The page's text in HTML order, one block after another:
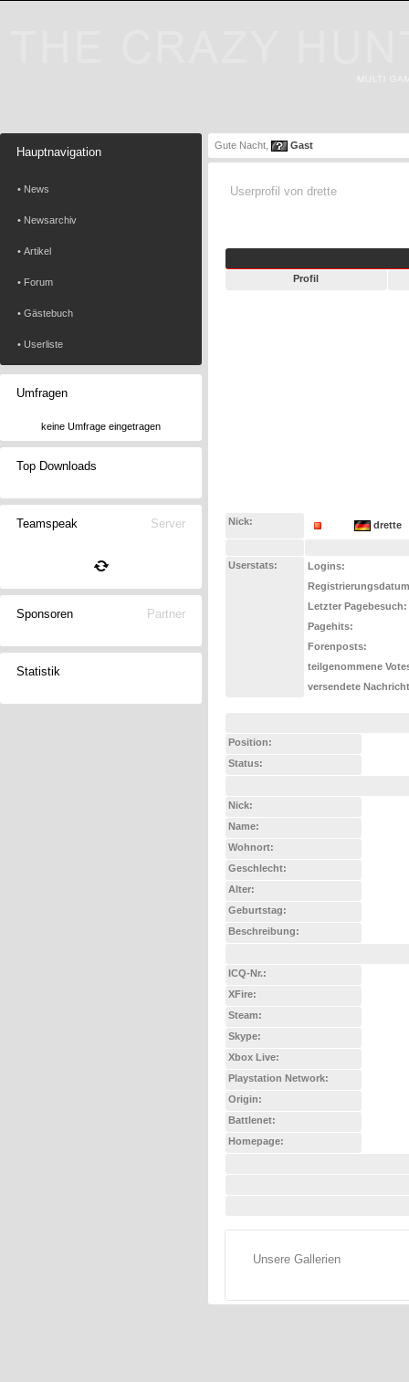
Hauptnavigation
• News
• Newsarchiv
• Artikel
• Forum
• Gästebuch
• Userliste
Umfragen
keine Umfrage eingetragen
Top Downloads
Teamspeak Server
Sponsoren Partner
Statistik
Gute Nacht, Gast
Userprofil von drette
Profil
Nick: drette
Userstats:
Logins:
Letzter Pagebesuch:
Pagehits:
Forenposts:
teilgenommene
versendete
Position:
Status:
Nick:
Name:
Wohnort:
Geschlecht:
Alter:
Geburtstag:
Beschreibung:
ICQ-Nr.:
XFire:
Steam:
Skype:
Xbox Live:
Playstation Network:
Origin:
Battlenet:
Homepage:
Unsere Gallerien